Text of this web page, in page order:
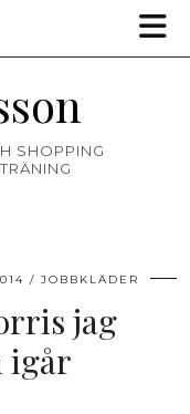
SHOPPING
JOBBKLÄDER
jag
igår